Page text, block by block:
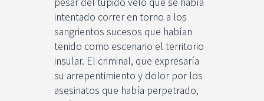
intentado correr en torno a los
sangrientos sucesos que habían
tenido como escenario el territorio
insular. El criminal, que expresaría
su arrepentimiento y dolor por los
asesinatos que había perpetrado,